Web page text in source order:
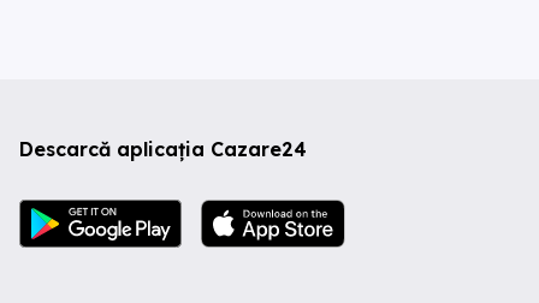
Descarcă aplicația Cazare24